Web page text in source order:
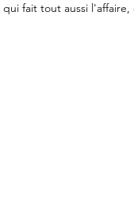
fait tout aussi